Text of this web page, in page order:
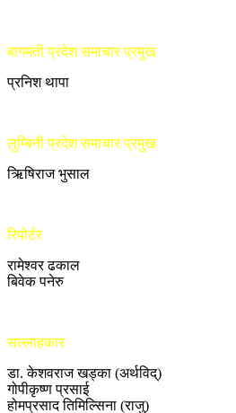
बागमती प्रदेश समाचार प्रमुख
प्रनिश थापा
लुम्बिनी प्रदेश समाचार प्रमुख
ऋिषिराज भुसाल
रिपोर्टर
रामेश्वर ढकाल
बिवेक पनेरु
सल्लाहकार
डा. केशवराज खड्का (अर्थविद्)
गोपीकृष्ण प्रसाई
होमप्रसाद तिमिल्सिना (राजु)